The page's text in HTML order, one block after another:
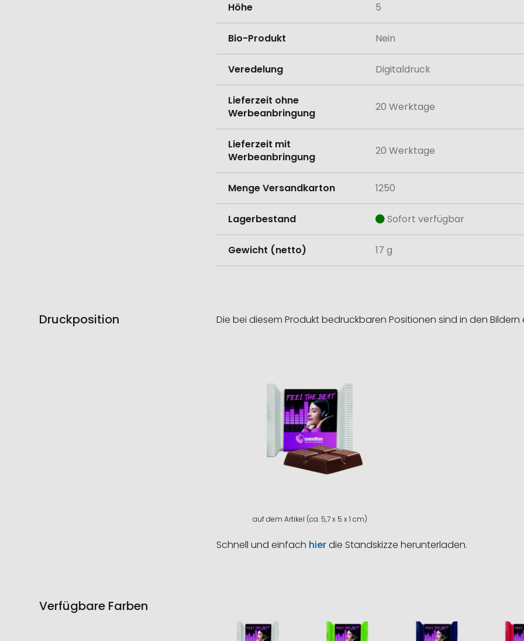
Höhe 5
Bio-Produkt Nein
Veredelung Digitaldruck
Lieferzeit ohne
Werbeanbringung
20 Werktage
Lieferzeit mit
Werbeanbringung
20 Werktage
Menge Versandkarton 1250
Lagerbestand Sofort verfügbar
Gewicht (netto) 17 g
Druckposition Die bei diesem Produkt bedruckbaren Positionen sind in den
auf dem Artikel (ca. 5,7 x 5 x 1 cm)
Schnell und einfach hierdie Standskizze herunterladen.
Verfügbare Farben